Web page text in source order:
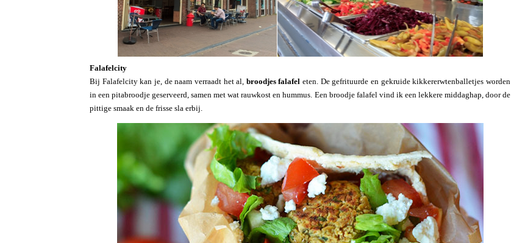
Falafelcity
Bij Falafelcity kan je, de naam verraadt het al, broodjes falafel eten. De gefrituurde en gekruide kikkererwtenballetjes worden
in een pitabroodje geserveerd, samen met wat rauwkost en hummus. Een broodje falafel vind ik een lekkere middaghap, door de
pittige smaak en de frisse sla erbij.